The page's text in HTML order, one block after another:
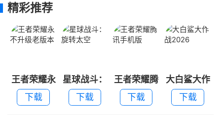
精彩推荐
王者荣耀永
不升级老版
本
下载
星球战斗：
旋转太空
下载
王者荣耀腾
讯手机版
下载
大白鲨大作
战2026
下载